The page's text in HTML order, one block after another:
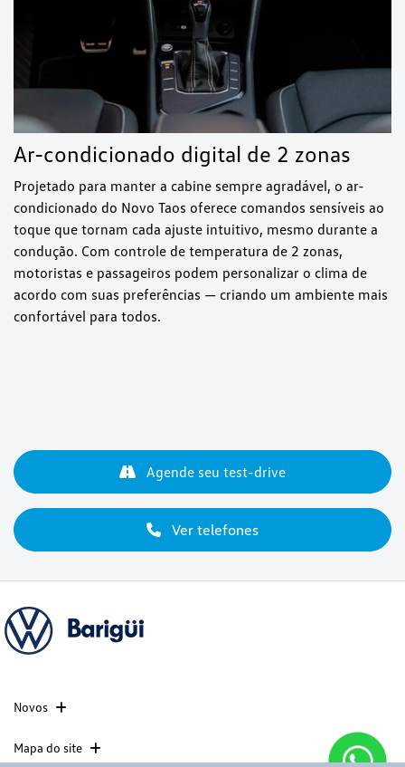
Ar-condicionado digital de 2 zonas
Projetado para manter a cabine sempre agradável, o ar-
condicionado do Novo Taos oferece comandos sensíveis ao
toque que tornam cada ajuste intuitivo, mesmo durante a
condução. Com controle de temperatura de 2 zonas,
motoristas e passageiros podem personalizar o clima de
acordo com suas preferências — criando um ambiente mais
confortável para todos.
Ver telefones
Agende seu test-drive
Novos
Mapa do site